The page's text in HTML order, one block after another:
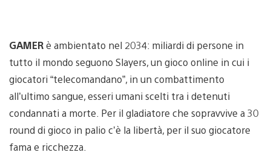
GAMERè ambientato nel 2034: miliardi di persone in
tutto il mondo seguono Slayers, un gioco online in cui i
giocatori “telecomandano”, in un combattimento
all’ultimo sangue, esseri umani scelti tra i detenuti
condannati a morte. Per il gladiatore che sopravvive a 30
round di gioco in palio c’è la libertà, per il suo giocatore
fama e ricchezza.